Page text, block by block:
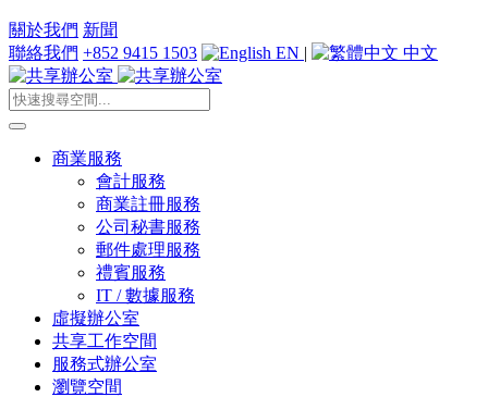
關於我們 新聞
聯絡我們 +852 9415 1503 EN | 中文
商業服務
會計服務
商業註冊服務
公司秘書服務
郵件處理服務
禮賓服務
IT / 數據服務
虛擬辦公室
共享工作空間
服務式辦公室
瀏覽空間